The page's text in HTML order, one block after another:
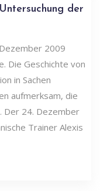
der
2009
Die Geschichte von
in Sachen
aufmerksam, die
Der 24. Dezember
Trainer Alexis